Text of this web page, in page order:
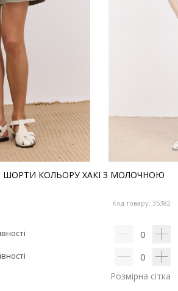
ШОРТИ КОЛЬОРУ ХАКІ З МОЛОЧНОЮ
Код товару: 35382
0
0
Розмірна сітка